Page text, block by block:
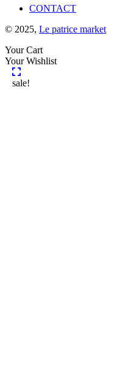
CONTACT
© 2025, Le patrice market
Your Cart
Your Wishlist
sale!